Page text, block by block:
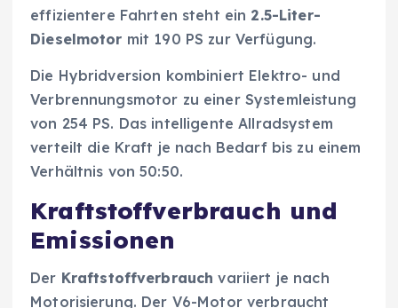
effizientere Fahrten steht ein 2.5-Liter-
Dieselmotor mit 190 PS zur Verfügung.
Die Hybridversion kombiniert Elektro- und
Verbrennungsmotor zu einer Systemleistung
von 254 PS. Das intelligente Allradsystem
verteilt die Kraft je nach Bedarf bis zu einem
Verhältnis von 50:50.
Kraftstoffverbrauch und
Emissionen
Der Kraftstoffverbrauch variiert je nach
Motorisierung. Der V6-Motor verbraucht